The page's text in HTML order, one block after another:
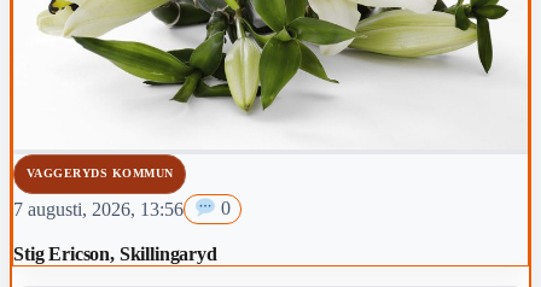
VAGGERYDS KOMMUN
7 augusti, 2026, 13:56 0
Stig Ericson, Skillingaryd